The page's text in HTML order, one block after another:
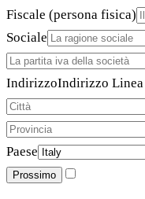
Fiscale (persona fisica)
Sociale
IndirizzoIndirizzo Linea
Paese
Prossimo